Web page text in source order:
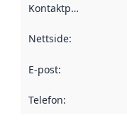
Kontaktpunkt
Nettside:
E-post:
Telefon: